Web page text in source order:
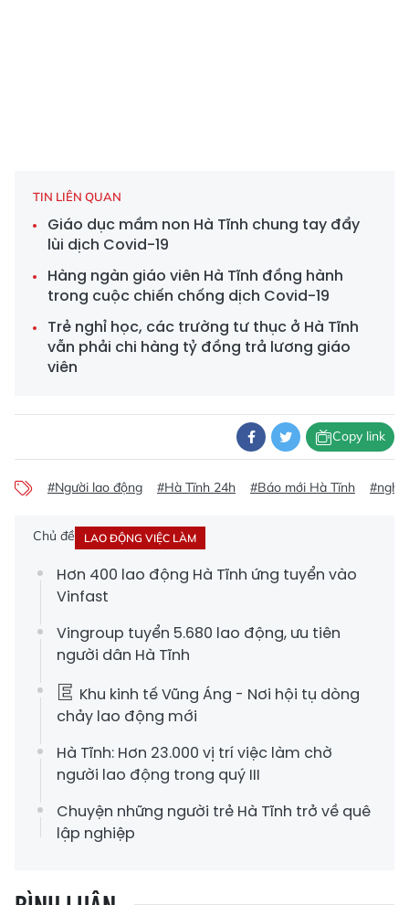
TIN LIÊN QUAN
Giáo dục mầm non Hà Tĩnh chung tay đẩy
lùi dịch Covid-19
Hàng ngàn giáo viên Hà Tĩnh đồng hành
trong cuộc chiến chống dịch Covid-19
Trẻ nghỉ học, các trường tư thục ở Hà Tĩnh
vẫn phải chi hàng tỷ đồng trả lương giáo
viên
Copy link
#Người lao động #Hà Tĩnh 24h #Báo mới Hà Tĩnh #nghỉ
Chủ đề LAO ĐỘNG VIỆC LÀM
Hơn 400 lao động Hà Tĩnh ứng tuyển vào
Vinfast
Vingroup tuyển 5.680 lao động, ưu tiên
người dân Hà Tĩnh
Khu kinh tế Vũng Áng - Nơi hội tụ dòng
chảy lao động mới
Hà Tĩnh: Hơn 23.000 vị trí việc làm chờ
người lao động trong quý III
Chuyện những người trẻ Hà Tĩnh trở về quê
lập nghiệp